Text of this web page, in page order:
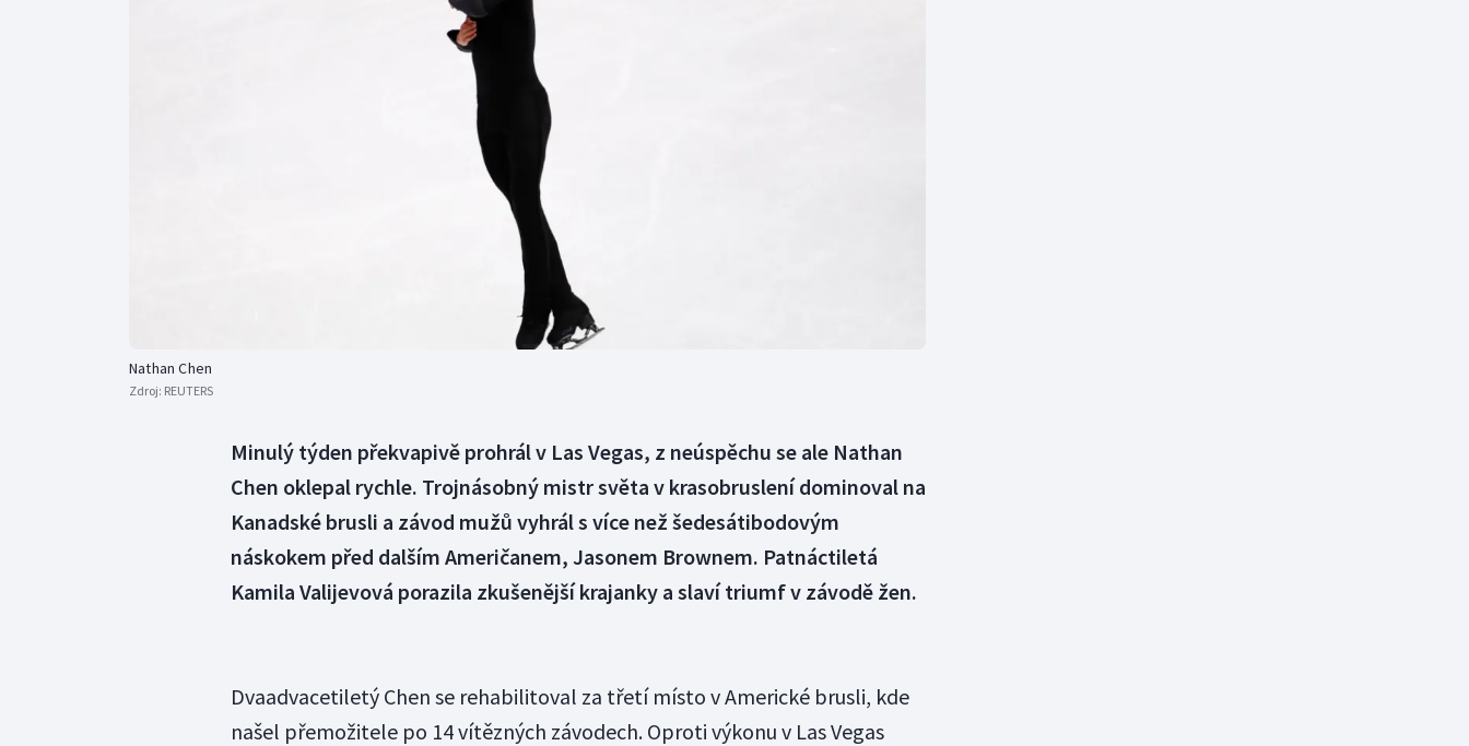
Nathan Chen
Zdroj: REUTERS
Minulý týden překvapivě prohrál v Las Vegas, z neúspěchu se ale Nathan
Chen oklepal rychle. Trojnásobný mistr světa v krasobruslení dominoval na
Kanadské brusli a závod mužů vyhrál s více než šedesátibodovým
náskokem před dalším Američanem, Jasonem Brownem. Patnáctiletá
Kamila Valijevová porazila zkušenější krajanky a slaví triumf v závodě žen.
Dvaadvacetiletý Chen se rehabilitoval za třetí místo v Americké brusli, kde
našel přemožitele po 14 vítězných závodech. Oproti výkonu v Las Vegas